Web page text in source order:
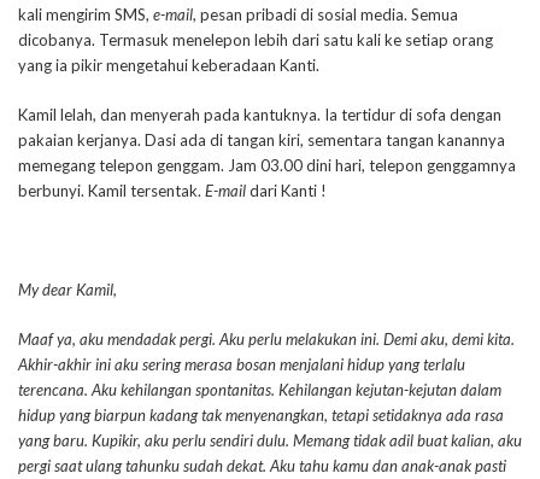
kali mengirim SMS, e-mail, pesan pribadi di sosial media. Semua
dicobanya. Termasuk menelepon lebih dari satu kali ke setiap orang
yang ia pikir mengetahui keberadaan Kanti.
Kamil lelah, dan menyerah pada kantuknya. Ia tertidur di sofa dengan
pakaian kerjanya. Dasi ada di tangan kiri, sementara tangan kanannya
memegang telepon genggam. Jam 03.00 dini hari, telepon genggamnya
berbunyi. Kamil tersentak. E-maildari Kanti !
My dear Kamil,
Maaf ya, aku mendadak pergi. Aku perlu melakukan ini. Demi aku, demi kita.
Akhir-akhir ini aku sering merasa bosan menjalani hidup yang terlalu
terencana. Aku kehilangan spontanitas. Kehilangan kejutan-kejutan dalam
hidup yang biarpun kadang tak menyenangkan, tetapi setidaknya ada rasa
yang baru. Kupikir, aku perlu sendiri dulu. Memang tidak adil buat kalian, aku
pergi saat ulang tahunku sudah dekat. Aku tahu kamu dan anak-anak pasti